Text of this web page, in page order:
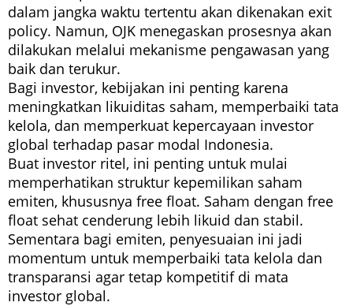
dalam jangka waktu tertentu akan dikenakan exit
policy. Namun, OJK menegaskan prosesnya akan
dilakukan melalui mekanisme pengawasan yang
baik dan terukur.
Bagi investor, kebijakan ini penting karena
meningkatkan likuiditas saham, memperbaiki tata
kelola, dan memperkuat kepercayaan investor
global terhadap pasar modal Indonesia.
Buat investor ritel, ini penting untuk mulai
memperhatikan struktur kepemilikan saham
emiten, khususnya free float. Saham dengan free
float sehat cenderung lebih likuid dan stabil.
Sementara bagi emiten, penyesuaian ini jadi
momentum untuk memperbaiki tata kelola dan
transparansi agar tetap kompetitif di mata
investor global.